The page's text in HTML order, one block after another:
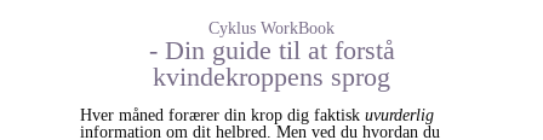
Cyklus WorkBook
- Din guide til at forstå
kvindekroppens sprog
Hver måned forærer din krop dig faktisk uvurderlig
information om dit helbred. Men ved du hvordan du